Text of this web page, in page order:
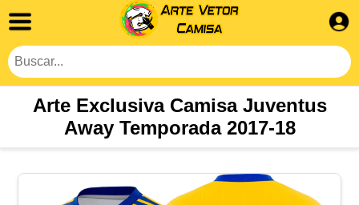
Arte Exclusiva Camisa Juventus
Away Temporada 2017-18